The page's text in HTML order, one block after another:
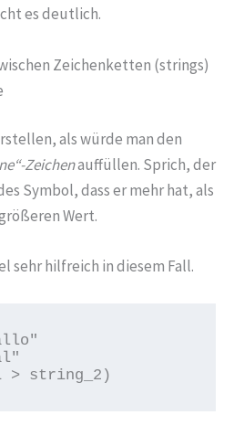
es deutlich.
Zeichenketten (strings)
als würde man den
Zeichenauffüllen. Sprich, der
Symbol, dass er mehr hat, als
Wert.
sehr hilfreich in diesem Fall.
> string_2)